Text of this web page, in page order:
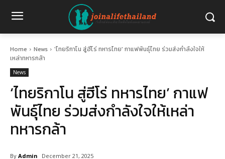
Home News
'ไทยริกาโน สู่ฮีโร่ ทหารไทย' กาแฟพันธุ์ไทย ร่วมส่งกำลังใจให้
เหล่าทหารกล้า
News
‘ไทยริกาโน สู่ฮีโร่ ทหารไทย’ กาแฟ
พันธุ์ไทย ร่วมส่งกำลังใจให้เหล่า
ทหารกล้า
By Admin December 21, 2025